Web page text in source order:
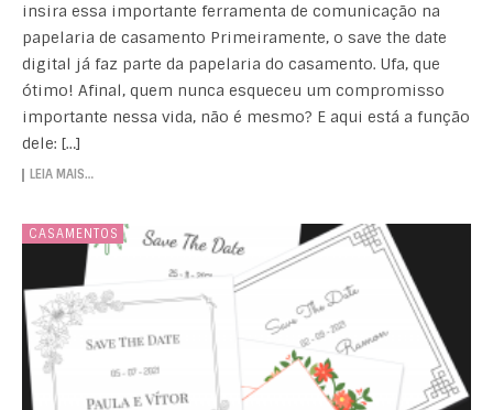
insira essa importante ferramenta de comunicação na
papelaria de casamento Primeiramente, o save the date
digital já faz parte da papelaria do casamento. Ufa, que
ótimo! Afinal, quem nunca esqueceu um compromisso
importante nessa vida, não é mesmo? E aqui está a função
dele: […]
LEIA MAIS…
CASAMENTOS